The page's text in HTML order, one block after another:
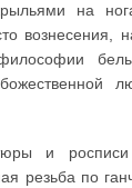
на
вознесения,
и
резьба по